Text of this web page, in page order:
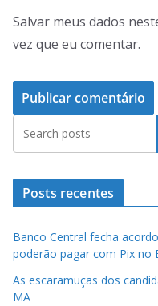
Salvar meus dados
vez que eu comentar.
Posts recentes
Banco Central fecha
poderão pagar com Pix no
As escaramuças dos
MA